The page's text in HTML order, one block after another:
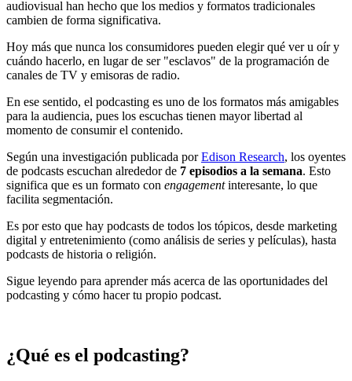
audiovisual han hecho que los medios y formatos tradicionales
cambien de forma significativa.
Hoy más que nunca los consumidores pueden elegir qué ver u oír y
cuándo hacerlo, en lugar de ser "esclavos" de la programación de
canales de TV y emisoras de radio.
En ese sentido, el podcasting es uno de los formatos más amigables
para la audiencia, pues los escuchas tienen mayor libertad al
momento de consumir el contenido.
Según una investigación publicada porEdison Research, los oyentes
de podcasts escuchan alrededor de 7 episodios a la semana. Esto
significa que es un formato con engagementinteresante, lo que
facilita segmentación.
Es por esto que hay podcasts de todos los tópicos, desde marketing
digital y entretenimiento (como análisis de series y películas), hasta
podcasts de historia o religión.
Sigue leyendo para aprender más acerca de las oportunidades del
podcasting y cómo hacer tu propio podcast.
¿Qué es el podcasting?